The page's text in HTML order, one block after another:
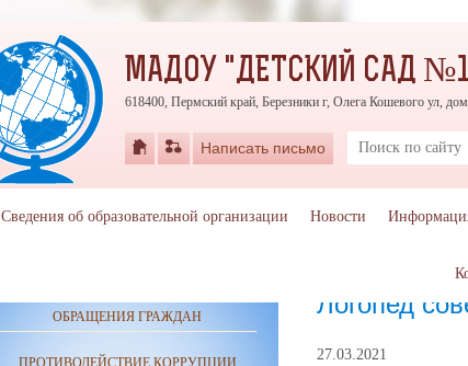
Советы
Логопед
27.03.2021
ОБРАЩЕНИЯ ГРАЖДАН
ПРОТИВОДЕЙСТВИЕ КОРРУПЦИИ
МАДОУ "ДЕТСКИЙ САД
618400, Пермский край, Березники г, Олега Кошевого ул,
Написать письмо
Сведения об образовательной организации Новости